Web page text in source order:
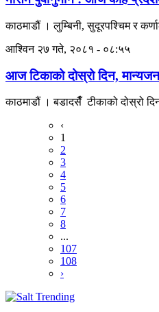
काठमाडौं । लुम्बिनी, सुदूरपश्चिम र
आश्विन २७ गते, २०८१ - ०८:५५
आज टिकाको दोस्रो दिन,
काठमाडौं । बडादसैँ टीकाको दोस्रो
‹
1
2
3
4
5
6
7
8
...
107
108
›